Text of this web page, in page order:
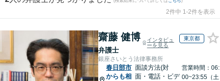
2件中 1-2件を表示
齋藤 健博
弁護士
インタビュ
ーを見る
東京都
銀座さいとう法律事務所
春日部市
からも相
面談方法(対
面・電話・ビデ
営業時間：06:
00~23:55（土